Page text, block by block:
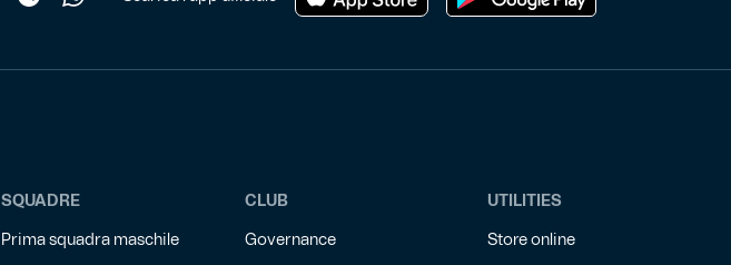
SQUADRE
Prima squadra maschile
CLUB
Governance
UTILITIES
Store online